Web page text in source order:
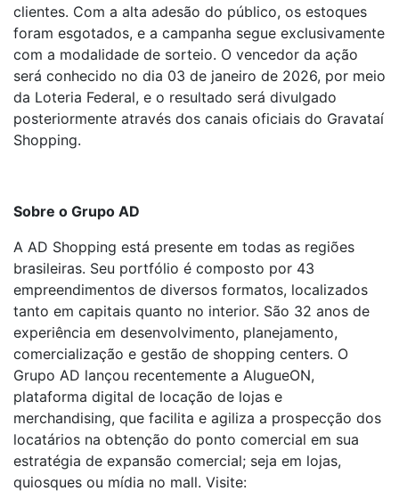
clientes. Com a alta adesão do público, os estoques
foram esgotados, e a campanha segue exclusivamente
com a modalidade de sorteio. O vencedor da ação
será conhecido no dia 03 de janeiro de 2026, por meio
da Loteria Federal, e o resultado será divulgado
posteriormente através dos canais oficiais do Gravataí
Shopping.
Sobre o Grupo AD
A AD Shopping está presente em todas as regiões
brasileiras. Seu portfólio é composto por 43
empreendimentos de diversos formatos, localizados
tanto em capitais quanto no interior. São 32 anos de
experiência em desenvolvimento, planejamento,
comercialização e gestão de shopping centers. O
Grupo AD lançou recentemente a AlugueON,
plataforma digital de locação de lojas e
merchandising, que facilita e agiliza a prospecção dos
locatários na obtenção do ponto comercial em sua
estratégia de expansão comercial; seja em lojas,
quiosques ou mídia no mall. Visite: